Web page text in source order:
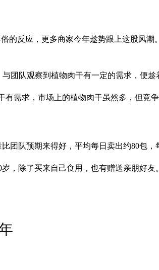
的反应，更多商家今年趁势跟上这股风
团队观察到植物肉干有一定的需求，便趁
有需求，市场上的植物肉干虽然多，但竞
团队预期来得好，平均每日卖出约80包，
，除了买来自己食用，也有赠送亲朋好友